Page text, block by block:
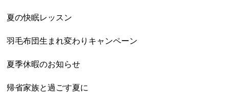
夏の快眠レッスン
羽毛布団生まれ変わりキャンペーン
夏季休暇のお知らせ
帰省家族と過ごす夏に